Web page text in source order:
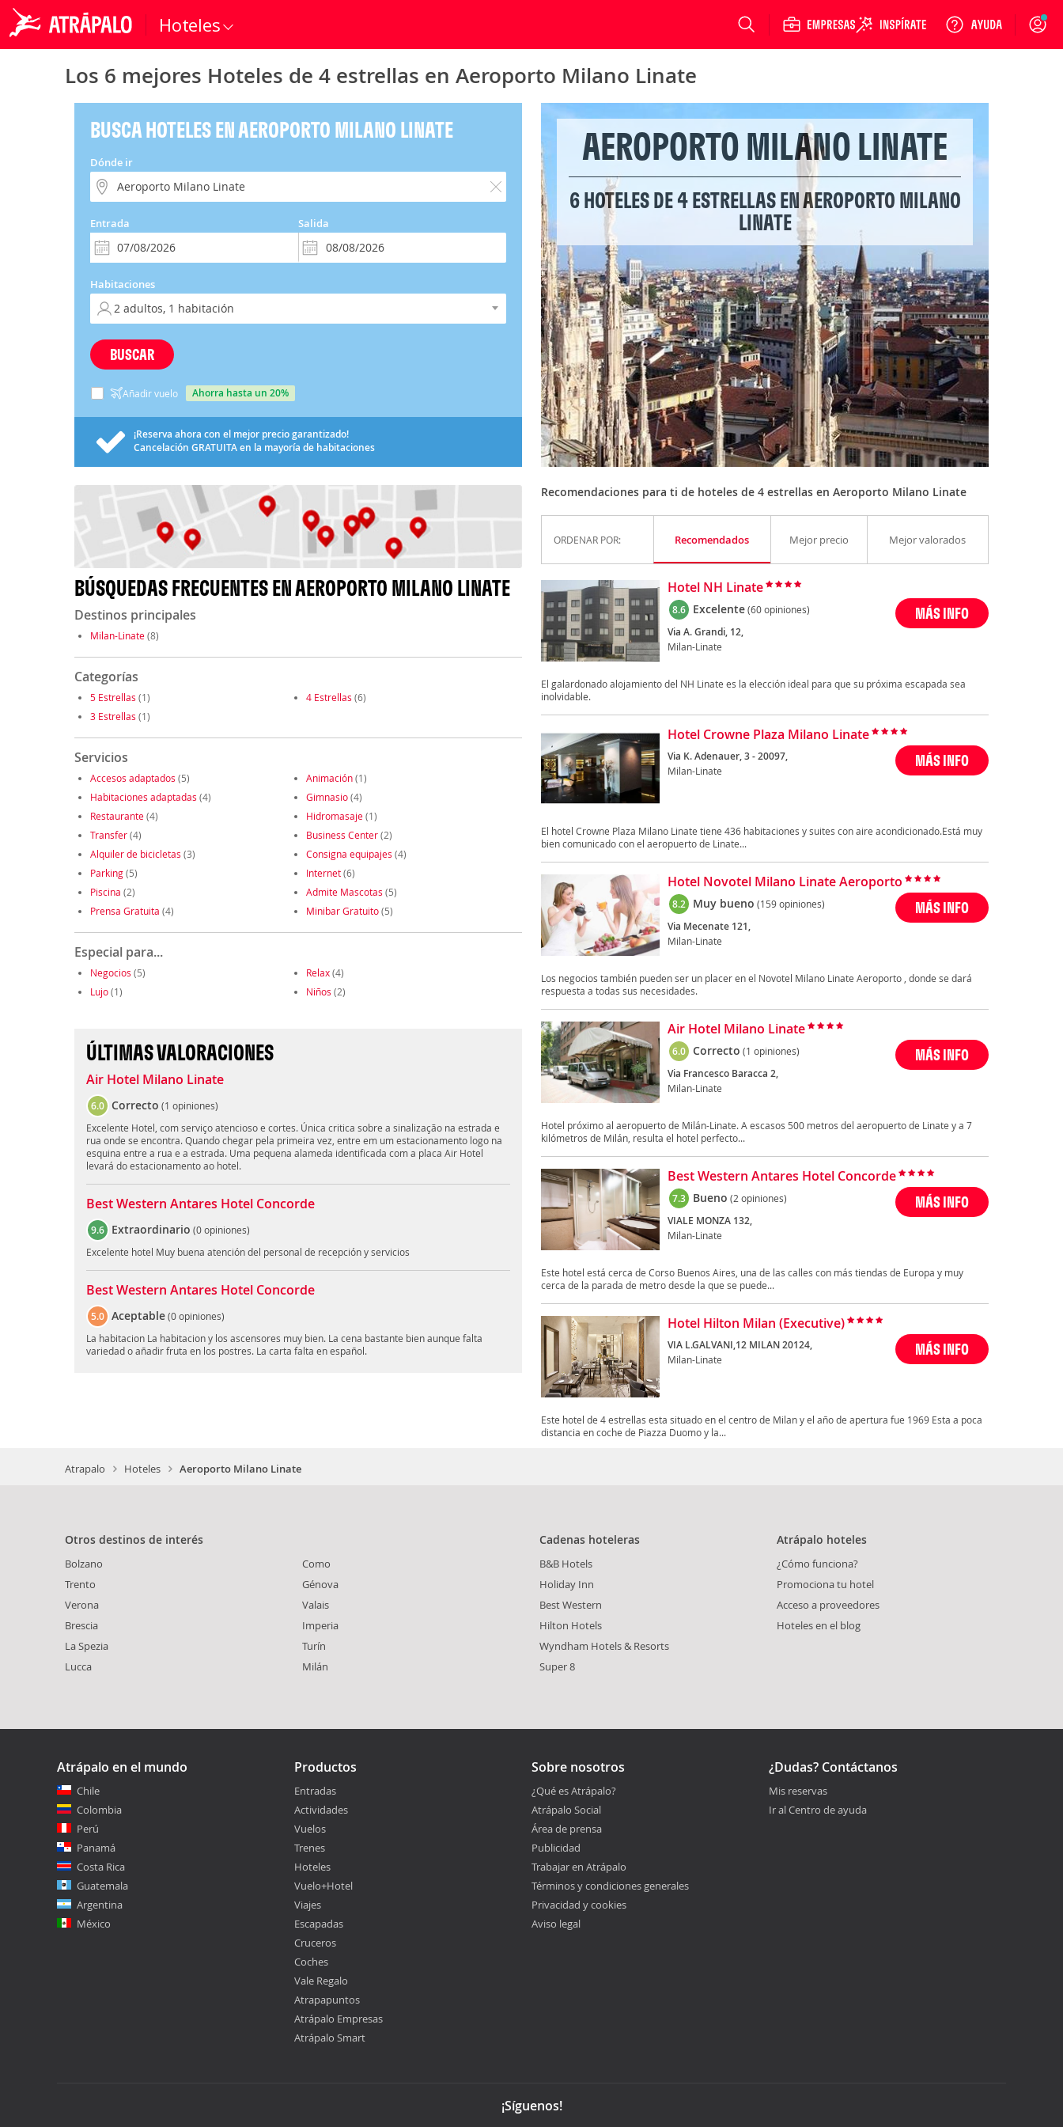
Hoteles Login
Los 6 mejores Hoteles de 4 estrellas en Aeroporto Milano Linate
BUSCA HOTELES EN AEROPORTO MILANO LINATE
Dónde ir
Entrada Salida
Habitaciones
BUSCAR
Añadir vuelo ahorra hasta un 20%
¡Reserva ahora con el mejor precio garantizado!
Cancelación GRATUITAen la mayoría de habitaciones
BÚSQUEDAS FRECUENTES EN AEROPORTO MILANO LINATE
Destinos principales
Milan-Linate(8)
Categorías
5 Estrellas (1) 4 Estrellas (6)
3 Estrellas (1)
Servicios
Accesos adaptados (5) Animación(1)
Habitaciones adaptadas (4) Gimnasio(4)
Restaurante(4) Hidromasaje(1)
Transfer(4) Business Center(2)
Alquiler de bicicletas (3) Consigna equipajes (4)
Parking(5) Internet(6)
Piscina (2) Admite Mascotas (5)
Prensa Gratuita (4) Minibar Gratuito(5)
Especial para...
Negocios (5) Relax(4)
Lujo(1) Niños (2)
ÚLTIMAS VALORACIONES
Air Hotel Milano Linate
6.0 Correcto (1 opiniones)
Excelente Hotel, com serviço atencioso e cortes. Única critica sobre a sinalização na estrada e
rua onde se encontra. Quando chegar pela primeira vez, entre em um estacionamento logo na
esquina entre a rua e a estrada. Uma pequena alameda identificada com a placa Air Hotel
levará do estacionamento ao hotel.
Best Western Antares Hotel Concorde
9.6 Extraordinario (0 opiniones)
Excelente hotel Muy buena atención del personal de recepción y servicios
Best Western Antares Hotel Concorde
5.0 Aceptable(0 opiniones)
La habitacion La habitacion y los ascensores muy bien. La cena bastante bien aunque falta
variedad o añadir fruta en los postres. La carta falta en español.
AEROPORTO MILANO LINATE
6 HOTELES DE 4 ESTRELLAS EN AEROPORTO MILANO
LINATE
Recomendaciones para ti de hoteles de 4 estrellas en Aeroporto Milano Linate
ORDENAR POR: Recomendados Mejor precio Mejor valorados
Hotel NH Linate
8.6 Excelente(60 opiniones)
Via A. Grandi, 12,
Milan-Linate
MÁS INFO
El galardonado alojamiento del NH Linate es la elección ideal para que su próxima escapada sea
inolvidable.
Hotel Crowne Plaza Milano Linate
Via K. Adenauer, 3 - 20097,
Milan-Linate
MÁS INFO
El hotel Crowne Plaza Milano Linate tiene 436 habitaciones y suites con aire acondicionado.Está muy
bien comunicado con el aeropuerto de Linate...
Hotel Novotel Milano Linate Aeroporto
8.2 Muy bueno (159 opiniones)
Via Mecenate 121,
Milan-Linate
MÁS INFO
Los negocios también pueden ser un placer en el Novotel Milano Linate Aeroporto , donde se dará
respuesta a todas sus necesidades.
Air Hotel Milano Linate
6.0 Correcto (1 opiniones)
Via Francesco Baracca 2,
Milan-Linate
MÁS INFO
Hotel próximo al aeropuerto de Milán-Linate. A escasos 500 metros del aeropuerto de Linate y a 7
kilómetros de Milán, resulta el hotel perfecto...
Best Western Antares Hotel Concorde
7.3 Bueno (2 opiniones)
VIALE MONZA 132,
Milan-Linate
MÁS INFO
Este hotel está cerca de Corso Buenos Aires, una de las calles con más tiendas de Europa y muy
cerca de la parada de metro desde la que se puede...
Hotel Hilton Milan (Executive)
VIA L.GALVANI,12 MILAN 20124,
Milan-Linate
MÁS INFO
Este hotel de 4 estrellas esta situado en el centro de Milan y el año de apertura fue 1969 Esta a poca
distancia en coche de Piazza Duomo y la...
Atrapalo Hoteles Aeroporto Milano Linate
Otros destinos de interés
Bolzano
Trento
Verona
Brescia
La Spezia
Lucca
Como
Génova
Valais
Imperia
Turín
Milán
Cadenas hoteleras
B&B Hotels
Holiday Inn
Best Western
Hilton Hotels
Wyndham Hotels & Resorts
Super 8
Atrápalo hoteles
¿Cómo funciona?
Promociona tu hotel
Acceso a proveedores
Hoteles en el blog
Atrápalo en el mundo
Chile
Colombia
Perú
Panamá
Costa Rica
Guatemala
Argentina
México
Productos
Entradas
Actividades
Vuelos
Trenes
Hoteles
Vuelo+Hotel
Viajes
Escapadas
Cruceros
Coches
Vale Regalo
Atrapapuntos
Atrápalo Empresas
Atrápalo Smart
Sobre nosotros
¿Qué es Atrápalo?
Atrápalo Social
Área de prensa
Publicidad
Trabajar en Atrápalo
Términos y condiciones generales
Privacidad y cookies
Aviso legal
¿Dudas? Contáctanos
Mis reservas
Ir al Centro de ayuda
¡Síguenos!